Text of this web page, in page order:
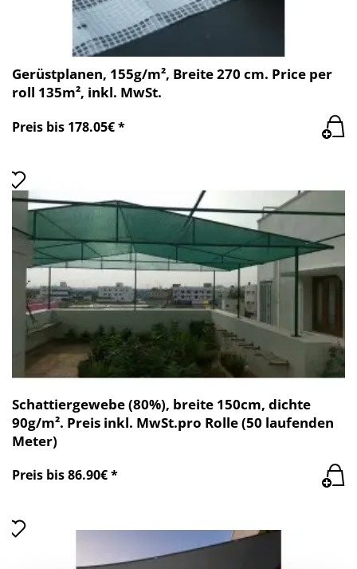
Gerüstplanen, 155g/m², Breite 270 cm. Price per
roll 135m², inkl. MwSt.
Preis bis 178.05€ *
Schattiergewebe (80%), breite 150cm, dichte
90g/m². Preis inkl. MwSt.pro Rolle (50 laufenden
Meter)
Preis bis 86.90€ *